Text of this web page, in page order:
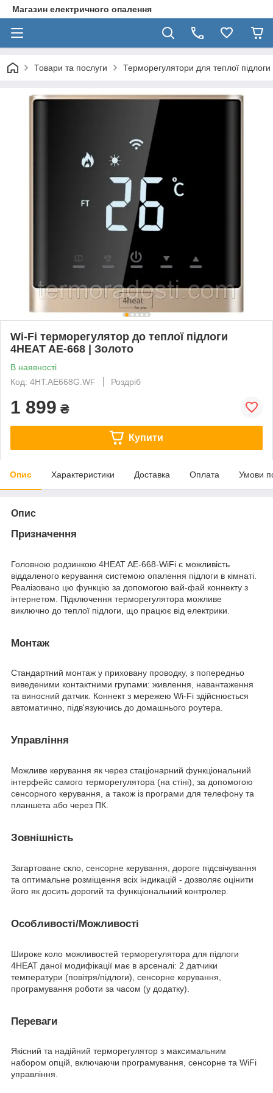
Магазин електричного опалення
Товари та послуги Терморегулятори для теплої підлоги
Wi-Fi терморегулятор до теплої підлоги
4HEAT AE-668 | Золото
В наявності
Код: 4HT.AE668G.WF
Роздріб
1 899 ₴
Купити
Опис Характеристики Доставка Оплата Умови
Опис
Призначення
Головною родзинкою 4HEAT AE-668-WiFi є можливість
віддаленого керування системою опалення підлоги в кімнаті.
Реалізовано цю функцію за допомогою вай-фай коннекту з
інтернетом. Підключення терморегулятора можливе
виключно до теплої підлоги, що працює від електрики.
Монтаж
Стандартний монтаж у приховану проводку, з попередньо
виведеними контактними групами: живлення, навантаження
та виносний датчик. Коннект з мережею Wi-Fi здійснюється
автоматично, підв'язуючись до домашнього роутера.
Управління
Можливе керування як через стаціонарний функціональний
інтерфейс самого терморегулятора (на стіні), за допомогою
сенсорного керування, а також із програми для телефону та
планшета або через ПК.
Зовнішність
Загартоване скло, сенсорне керування, дороге підсвічування
та оптимальне розміщення всіх індикацій - дозволяє оцінити
його як досить дорогий та функціональний контролер.
Особливості/Можливості
Широке коло можливостей терморегулятора для підлоги
4HEAT даної модифікації має в арсеналі: 2 датчики
температури (повітря/підлоги), сенсорне керування,
програмування роботи за часом (у додатку).
Переваги
Якісний та надійний терморегулятор з максимальним
набором опцій, включаючи програмування, сенсорне та WiFi
управління.